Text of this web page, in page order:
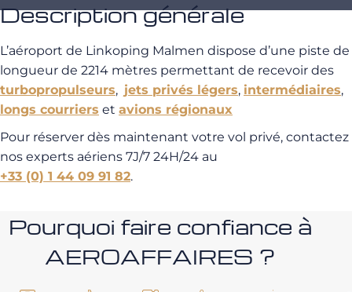
Description générale
L’aéroport de Linkoping Malmen dispose d’une piste de
longueur de 2214 mètres permettant de recevoir des
turbopropulseurs, jets privés légers, intermédiaires,
longs courriers et avions régionaux
Pour réserver dès maintenant votre vol privé, contactez
nos experts aériens 7J/7 24H/24 au
+33 (0) 1 44 09 91 82.
Pourquoi faire confiance à
AEROAFFAIRES ?